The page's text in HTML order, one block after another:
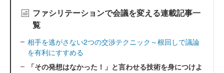
ファシリテーションで会議を変える連載記事一
覧
相手を逃がさない2つの交渉テクニック～根回しで議論
を有利にすすめる
「その発想はなかった！」と言わせる技術を身につけよ